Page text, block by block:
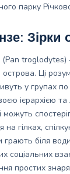
парку
Зірки
troglodytes)
Ці
у групах
ієрархією та
можуть
на гілках,
грають біля
соціальних
простих